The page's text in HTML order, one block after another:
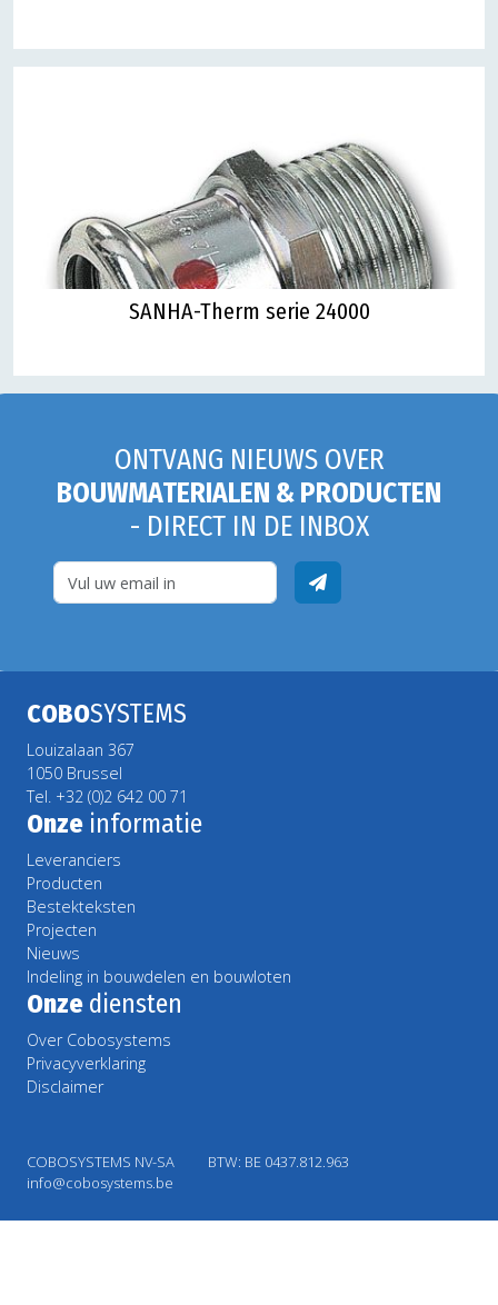
SANHA-Therm serie 24000
ONTVANG NIEUWS OVER
BOUWMATERIALEN & PRODUCTEN
- DIRECT IN DE INBOX
COBOSYSTEMS
Louizalaan 367
1050 Brussel
Tel. +32 (0)2 642 00 71
Onze informatie
Leveranciers
Producten
Bestekteksten
Projecten
Nieuws
Indeling in bouwdelen en bouwloten
Onze diensten
Over Cobosystems
Privacyverklaring
Disclaimer
COBOSYSTEMS NV-SA
BTW: BE 0437.812.963
info@cobosystems.be